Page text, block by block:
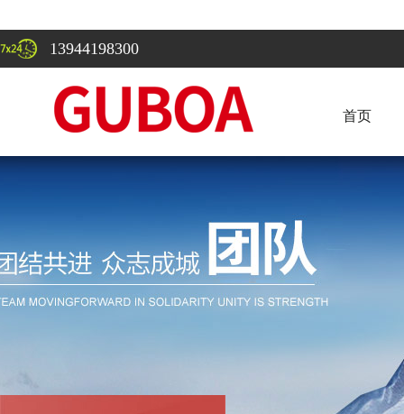
13944198300
首页